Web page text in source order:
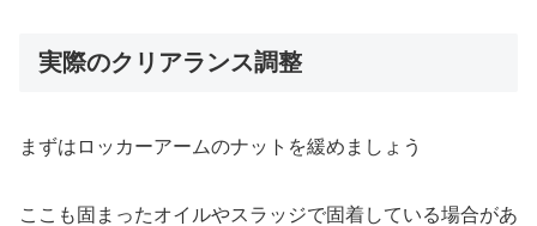
実際のクリアランス調整
まずはロッカーアームのナットを緩めましょう
ここも固まったオイルやスラッジで固着している場合があ